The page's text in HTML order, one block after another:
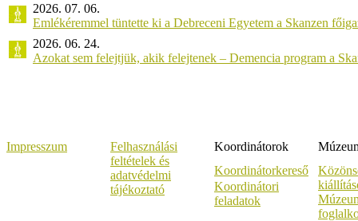
2026. 07. 06.
Emlékéremmel tüntette ki a Debreceni Egyetem a Skanzen
2026. 06. 24.
Azokat sem felejtjük, akik felejtenek – Demencia program a
Impresszum
Felhasználási
feltételek és
adatvédelmi
tájékoztató
Koordinátorok
Koordinátorkereső
Koordinátori
feladatok